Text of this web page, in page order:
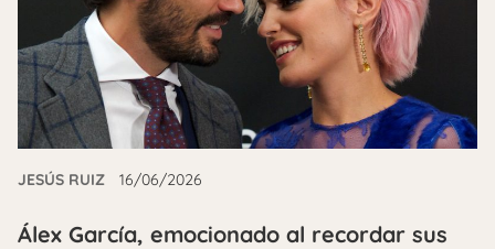
JESÚS RUIZ 16/06/2026
Álex García, emocionado al recordar sus